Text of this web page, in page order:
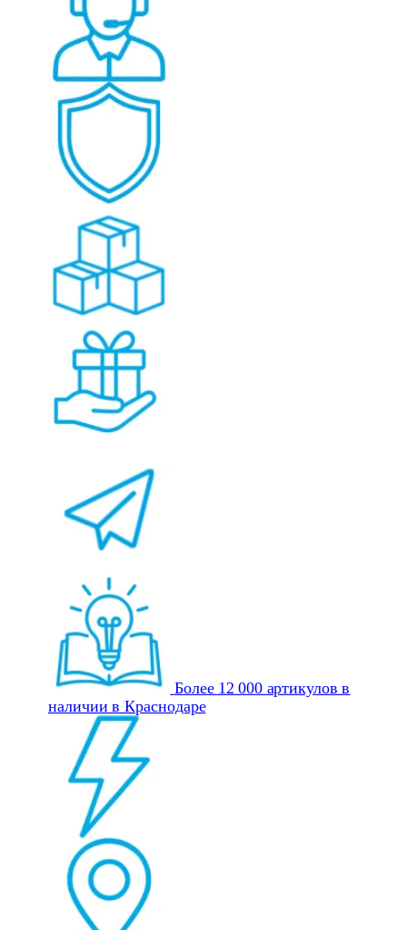
Более 12 000 артикулов в
наличии в Краснодаре